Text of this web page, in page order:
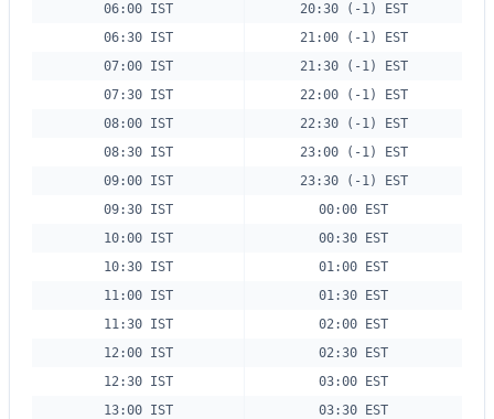
06:00 IST
20:30 (-1) EST
06:30 IST
21:00 (-1) EST
07:00 IST
21:30 (-1) EST
07:30 IST
22:00 (-1) EST
08:00 IST
22:30 (-1) EST
08:30 IST
23:00 (-1) EST
09:00 IST
23:30 (-1) EST
09:30 IST
00:00 EST
10:00 IST
00:30 EST
10:30 IST
01:00 EST
11:00 IST
01:30 EST
11:30 IST
02:00 EST
12:00 IST
02:30 EST
12:30 IST
03:00 EST
13:00 IST
03:30 EST